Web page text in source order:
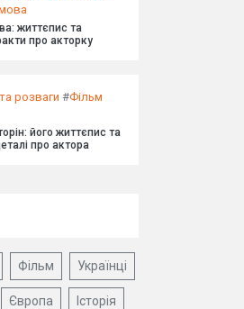
життєпис та
про акторку
розваги #Фільм
його життєпис та
про актора
Фільм Українці
Європа Історія